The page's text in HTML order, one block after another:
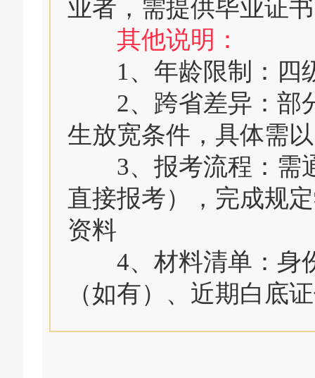
业者，需提供毕业证
其他说明：
1、年龄限制：四
2、跨省差异：部
生放宽条件，具体需
3、报考流程：需
直接报考），完成规
资料
4、材料清单：身
（如有）、近期白底